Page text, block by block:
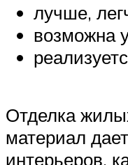
лучше,
возможна
Отделка
материал
интерьеров,